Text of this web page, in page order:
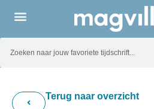
Terug naar overzicht